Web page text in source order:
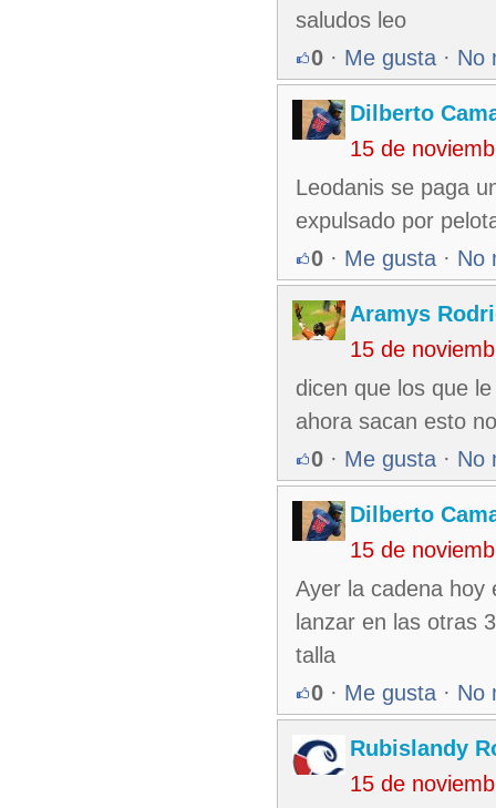
saludos leo
0 · Me gusta · No
Dilberto
15 de
Leodanis se paga
expulsado por
0 · Me gusta · No
Aramys
15 de
dicen que los que
ahora sacan esto
0 · Me gusta · No
Dilberto
15 de
Ayer la cadena hoy
lanzar en las otras
talla
0 · Me gusta · No
Rubislandy
15 de